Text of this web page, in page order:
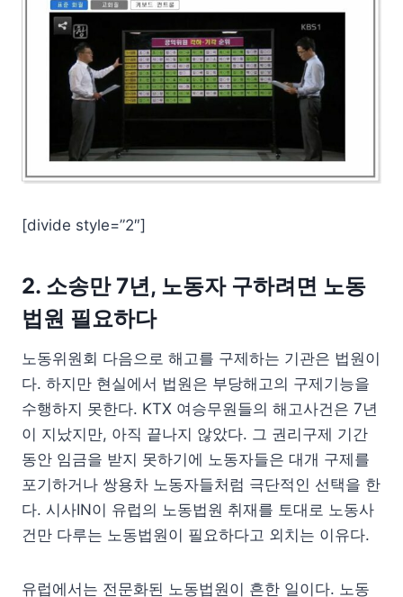
[divide style=”2″]
2. 소송만 7년, 노동자 구하려면 노동
법원 필요하다
노동위원회 다음으로 해고를 구제하는 기관은 법원이
다. 하지만 현실에서 법원은 부당해고의 구제기능을
수행하지 못한다. KTX 여승무원들의 해고사건은 7년
이 지났지만, 아직 끝나지 않았다. 그 권리구제 기간
동안 임금을 받지 못하기에 노동자들은 대개 구제를
포기하거나 쌍용차 노동자들처럼 극단적인 선택을 한
다. 시사IN이 유럽의 노동법원 취재를 토대로 노동사
건만 다루는 노동법원이 필요하다고 외치는 이유다.
유럽에서는 전문화된 노동법원이 흔한 일이다. 노동